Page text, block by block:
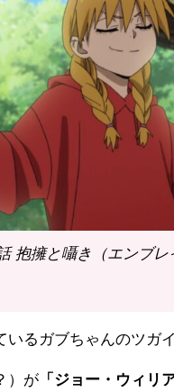
抱擁と囁き（エンブレ
るガブちゃんのツガ
）が 「ジョー・ウィリ